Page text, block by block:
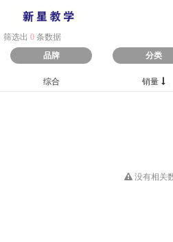
筛选出 0 条数据
品牌
分类
综合 销量
没有相关